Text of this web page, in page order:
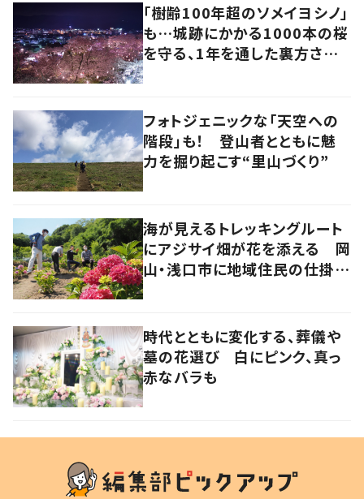
「樹齢100年超のソメイヨシノ」
も…城跡にかかる1000本の桜
を守る、1年を通した裏方さん
フォトジェニックな「天空への
階段」も！ 登山者とともに魅
力を掘り起こす“里山づくり”
海が見えるトレッキングルート
にアジサイ畑が花を添える 岡
山・浅口市に地域住民の仕掛け
時代とともに変化する、葬儀や
墓の花選び 白にピンク、真っ
赤なバラも